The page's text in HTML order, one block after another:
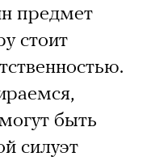
предмет
стоит
быть
силуэт